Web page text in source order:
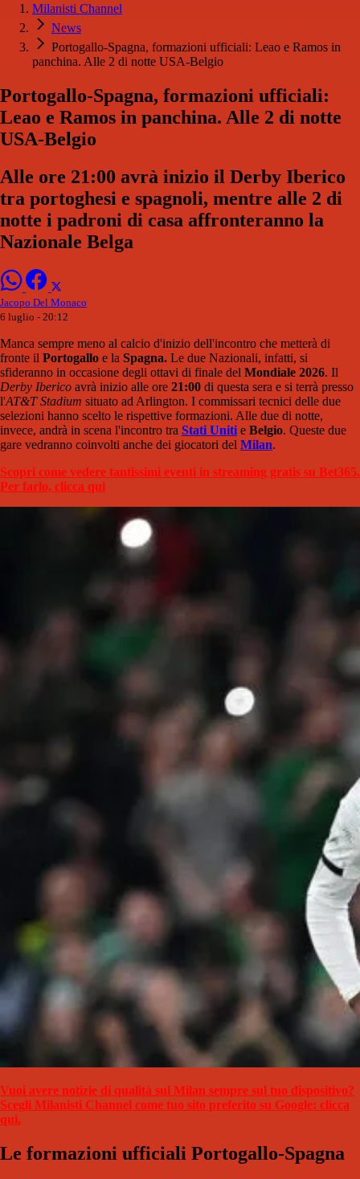
Milanisti Channel
News
Portogallo-Spagna, formazioni ufficiali: Leao e Ramos in
panchina. Alle 2 di notte USA-Belgio
Portogallo-Spagna, formazioni ufficiali:
Leao e Ramos in panchina. Alle 2 di notte
USA-Belgio
Alle ore 21:00 avrà inizio il Derby Iberico
tra portoghesi e spagnoli, mentre alle 2 di
notte i padroni di casa affronteranno la
Nazionale Belga
Jacopo Del Monaco
6 luglio - 20:12
Manca sempre meno al calcio d'inizio dell'incontro che metterà di
fronte il Portogallo e la Spagna. Le due Nazionali, infatti, si
sfideranno in occasione degli ottavi di finale del Mondiale 2026. Il
Derby Iberico avrà inizio alle ore 21:00 di questa sera e si terrà presso
l'AT&T Stadium situato ad Arlington. I commissari tecnici delle due
selezioni hanno scelto le rispettive formazioni. Alle due di notte,
invece, andrà in scena l'incontro tra Stati Uniti e Belgio. Queste due
gare vedranno coinvolti anche dei giocatori del Milan.
Scopri come vedere tantissimi eventi in streaming gratis su Bet365.
Per farlo, clicca qui
Vuoi avere notizie di qualità sul Milan sempre sul tuo dispositivo?
Scegli Milanisti Channel come tuo sito preferito su Google: clicca
qui.
Le formazioni ufficiali Portogallo-Spagna